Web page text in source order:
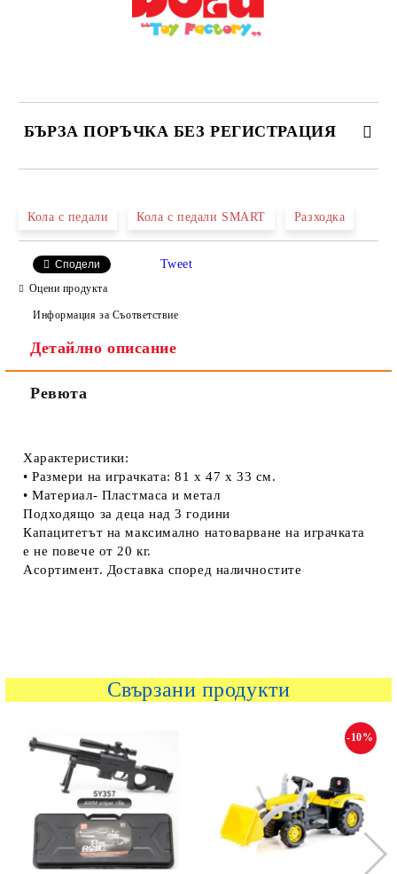
БЪРЗА ПОРЪЧКА БЕЗ РЕГИСТРАЦИЯ
Ние ще се свържем с вас в рамките на работния ден.
Кола с педали Кола с педали SMART Разходка
Сподели Tweet
Оцени продукта
Информация за Съответствие
Детайлно описание
Ревюта
Характеристики:
• Размери на играчката: 81 х 47 х 33 см.
• Материал- Пластмаса и метал
Подходящо за деца над 3 години
Капацитетът на максимално натоварване на играчката
е не повече от 20 кг.
Асортимент. Доставка според наличностите
Свързани продукти
-10%